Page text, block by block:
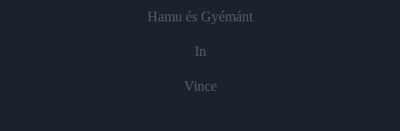
Hamu és Gyémánt
In
Vince